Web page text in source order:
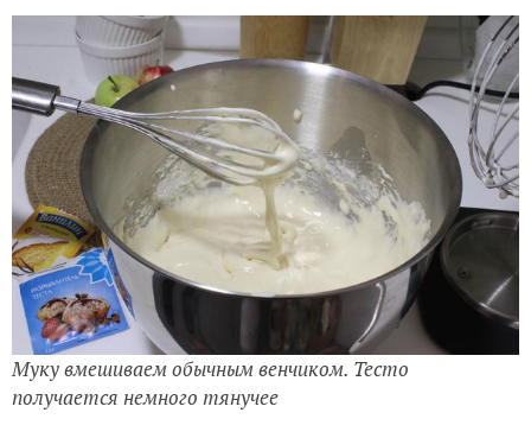
Муку вмешиваем обычным венчиком. Тесто
получается немного тянучее